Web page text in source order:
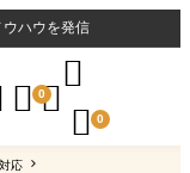
ウハウを発信
 0

 0
応